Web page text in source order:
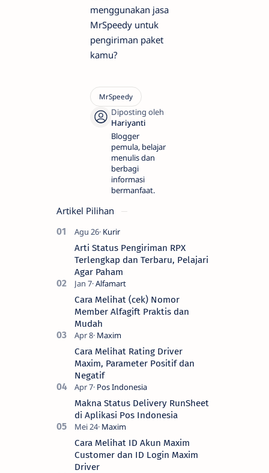
menggunakan jasa
MrSpeedy untuk
pengiriman paket
kamu?
Blogger
pemula, belajar
menulis dan
berbagi
informasi
bermanfaat.
Artikel Pilihan
Arti Status Pengiriman RPX
Terlengkap dan Terbaru, Pelajari
Agar Paham
Cara Melihat (cek) Nomor
Member Alfagift Praktis dan
Mudah
Cara Melihat Rating Driver
Maxim, Parameter Positif dan
Negatif
Makna Status Delivery RunSheet
di Aplikasi Pos Indonesia
Cara Melihat ID Akun Maxim
Customer dan ID Login Maxim
Driver